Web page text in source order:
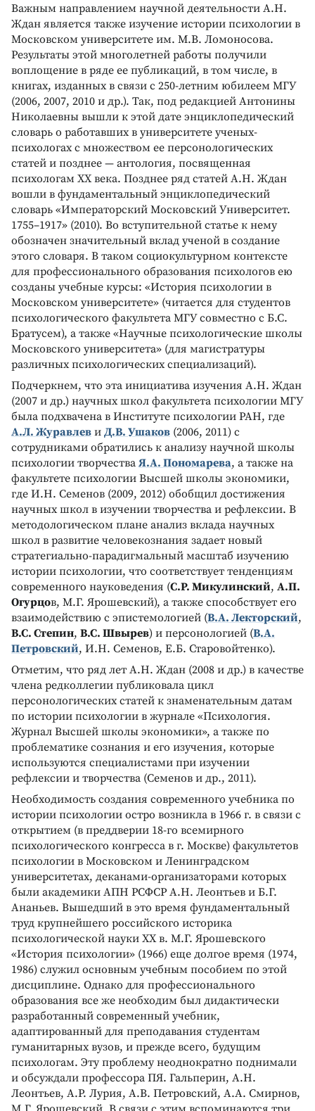
Важным направлением научной деятельности А.Н.
Ждан является также изучение истории психологии в
Московском университете им. М.В. Ломоносова.
Результаты этой многолетней работы получили
воплощение в ряде ее публикаций, в том числе, в
книгах, изданных в связи с 250-летним юбилеем МГУ
(2006, 2007, 2010 и др.). Так, под редакцией Антонины
Николаевны вышли к этой дате энциклопедический
словарь о работавших в университете ученых-
психологах с множеством ее персонологических
статей и позднее — антология, посвященная
психологам ХХ века. Позднее ряд статей А.Н. Ждан
вошли в фундаментальный энциклопедический
словарь «Императорский Московский Университет.
1755–1917» (2010). Во вступительной статье к нему
обозначен значительный вклад ученой в создание
этого словаря. В таком социокультурном контексте
для профессионального образования психологов ею
созданы учебные курсы: «История психологии в
Московском университете» (читается для студентов
психологического факультета МГУ совместно с Б.С.
Братусем), а также «Научные психологические школы
Московского университета» (для магистратуры
различных психологических специализаций).
Подчеркнем, что эта инициатива изучения А.Н. Ждан
(2007 и др.) научных школ факультета психологии МГУ
была подхвачена в Институте психологии РАН, где
А.Л. Журавлев и Д.В. Ушаков (2006, 2011) с
сотрудниками обратились к анализу научной школы
психологии творчества Я.А. Пономарева, а также на
факультете психологии Высшей школы экономики,
где И.Н. Семенов (2009, 2012) обобщил достижения
научных школ в изучении творчества и рефлексии. В
методологическом плане анализ вклада научных
школ в развитие человекознания задает новый
стратегиально-парадигмальный масштаб изучению
истории психологии, что соответствует тенденциям
современного науковедения (С.Р. Микулинский, А.П.
Огурцов, М.Г. Ярошевский), а также способствует его
взаимодействию с эпистемологией (В.А. Лекторский,
В.С. Степин, В.С. Швырев) и персонологией (В.А.
Петровский, И.Н. Семенов, Е.Б. Старовойтенко).
Отметим, что ряд лет А.Н. Ждан (2008 и др.) в качестве
члена редколлегии публиковала цикл
персонологических статей к знаменательным датам
по истории психологии в журнале «Психология.
Журнал Высшей школы экономики», а также по
проблематике сознания и его изучения, которые
используются специалистами при изучении
рефлексии и творчества (Семенов и др., 2011).
Необходимость создания современного учебника по
истории психологии остро возникла в 1966 г. в связи с
открытием (в преддверии 18-го всемирного
психологического конгресса в г. Москве) факультетов
психологии в Московском и Ленинградском
университетах, деканами-организаторами которых
были академики АПН РСФСР А.Н. Леонтьев и Б.Г.
Ананьев. Вышедший в это время фундаментальный
труд крупнейшего российского историка
психологической науки ХХ в. М.Г. Ярошевского
«История психологии» (1966) еще долгое время (1974,
1986) служил основным учебным пособием по этой
дисциплине. Однако для профессионального
образования все же необходим был дидактически
разработанный современный учебник,
адаптированный для преподавания студентам
гуманитарных вузов, и прежде всего, будущим
психологам. Эту проблему неоднократно поднимали
и обсуждали профессора ПЯ. Гальперин, А.Н.
Леонтьев, А.Р. Лурия, А.В. Петровский, А.А. Смирнов,